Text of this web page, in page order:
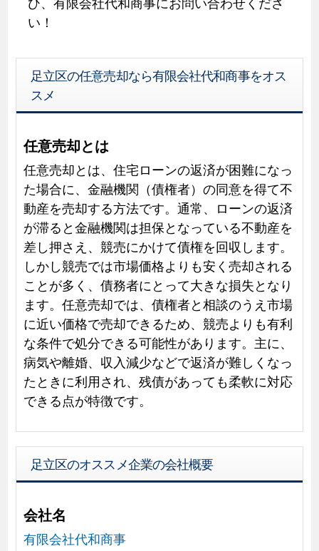
い！
足立区の任意売却なら有限会社代和商事をオス
スメ
任意売却とは
任意売却とは、住宅ローンの返済が困難になっ
た場合に、金融機関（債権者）の同意を得て不
動産を売却する方法です。通常、ローンの返済
が滞ると金融機関は担保となっている不動産を
差し押さえ、競売にかけて債権を回収します。
しかし競売では市場価格よりも安く売却される
ことが多く、債務者にとって大きな損失となり
ます。任意売却では、債権者と相談のうえ市場
に近い価格で売却できるため、競売よりも有利
な条件で処分できる可能性があります。主に、
病気や離婚、収入減少などで返済が難しくなっ
たときに利用され、残債があっても柔軟に対応
できる点が特徴です。
足立区のオススメ企業の会社概要
会社名
有限会社代和商事